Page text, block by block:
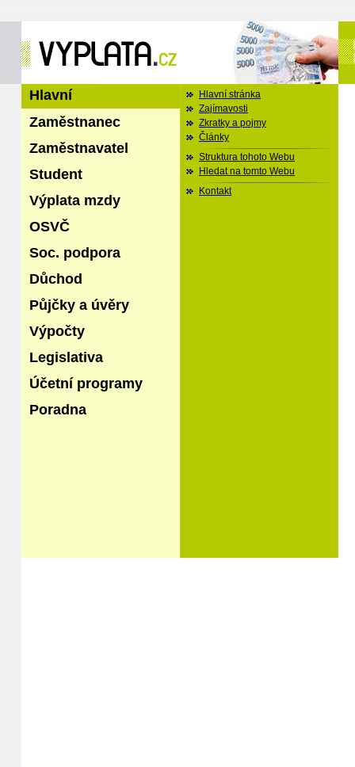
Hlavní
Zaměstnanec
Zaměstnavatel
Student
Výplata mzdy
OSVČ
Soc. podpora
Důchod
Půjčky a úvěry
Výpočty
Legislativa
Účetní programy
Poradna
Hlavní stránka
Zajímavosti
Zkratky a pojmy
Články
Struktura tohoto Webu
Hledat na tomto Webu
Kontakt